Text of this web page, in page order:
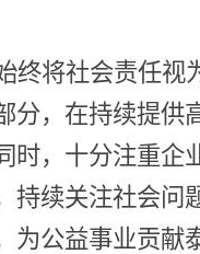
终将社会责任视
分，在持续提供
时，十分注重企
持续关注社会问
为公益事业贡献